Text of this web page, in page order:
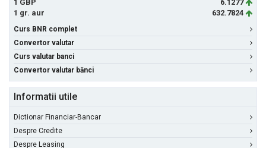
1 GBP
6.1277
1 gr. aur
632.7824
Curs BNR complet
Convertor valutar
Curs valutar banci
Convertor valutar bănci
Informatii utile
Dictionar Financiar-Bancar
Despre Credite
Despre Leasing